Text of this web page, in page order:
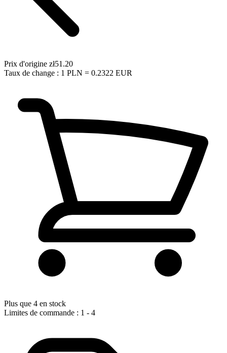
Prix d'origine zł51.20
Taux de change : 1 PLN = 0.2322 EUR
Plus que 4 en stock
Limites de commande : 1 - 4